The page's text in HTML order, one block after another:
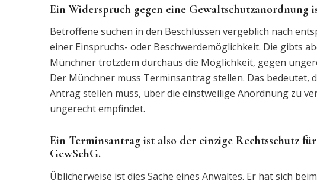
Ein Widerspruch gegen eine Gewaltschutzanordnung
Betroffene suchen in den Beschlüssen vergeblich nach
einer Einspruchs- oder Beschwerdemöglichkeit. Die gibts
Münchner trotzdem durchaus die Möglichkeit, gegen
Der Münchner muss Terminsantrag stellen. Das bedeutet,
Antrag stellen muss, über die einstweilige Anordnung zu
ungerecht empfindet.
Ein Terminsantrag ist also der einzige Rechtsschutz
GewSchG.
Üblicherweise ist dies Sache eines Anwaltes. Er hat sich